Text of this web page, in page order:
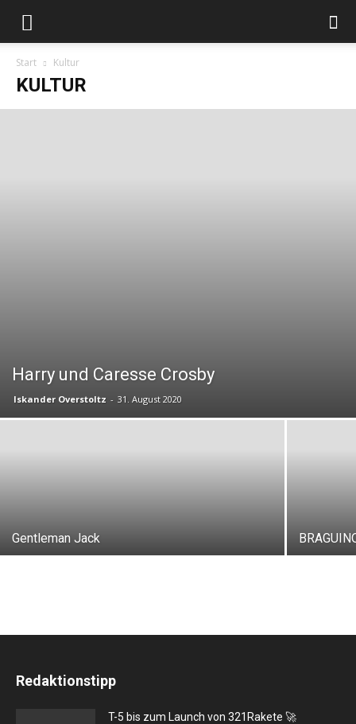
Start Kultur
KULTUR
Harry und Caresse Crosby
Iskander Overstoltz - 31. August 2020
Gentleman Jack
Redaktionstipp
T-5 bis zum Launch von 321Rakete 🚀